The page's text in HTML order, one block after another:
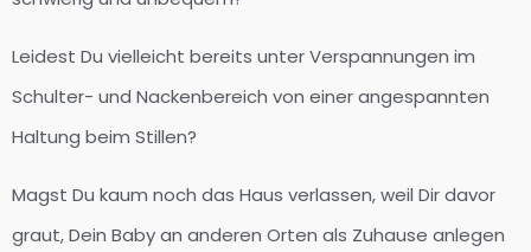
Leidest Du vielleicht bereits unter Verspannungen im
Schulter- und Nackenbereich von einer angespannten
Haltung beim Stillen?
Magst Du kaum noch das Haus verlassen, weil Dir davor
graut, Dein Baby an anderen Orten als Zuhause anlegen